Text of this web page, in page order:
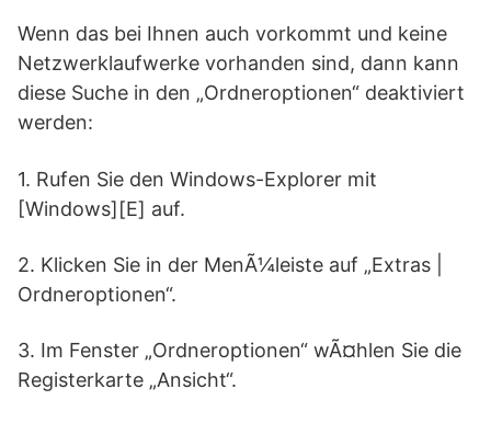
Wenn das bei Ihnen auch vorkommt und keine
Netzwerklaufwerke vorhanden sind, dann kann
diese Suche in den „Ordneroptionen“ deaktiviert
werden:
1. Rufen Sie den Windows-Explorer mit
[Windows][E] auf.
2. Klicken Sie in der MenÃ¼leiste auf „Extras |
Ordneroptionen“.
3. Im Fenster „Ordneroptionen“ wÃ¤hlen Sie die
Registerkarte „Ansicht“.